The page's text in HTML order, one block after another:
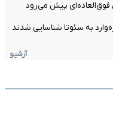
فوق‌العاده‌ای پیش می‌رود
به سئوتا شناسایی شدند
آرشیو